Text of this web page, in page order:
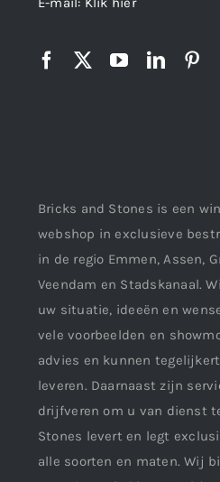
Bricks and Stones is een
webshop in exclusieve
in de regio Emmen, Assen,
Veendam en Stadskanaal.
uw situatie, ideeën en
vele voorbeelden en
advies en kunnen
leveren. Daarnaast zijn
drijfveren om u van dienst
Stones levert en legt
alle soorten en maten. Wij